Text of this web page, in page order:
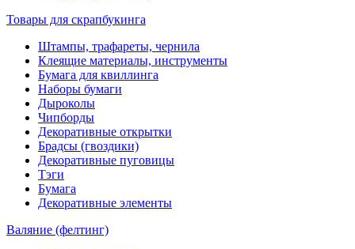
Товары для скрапбукинга
Штампы, трафареты, чернила
Клеящие материалы, инструменты
Бумага для квиллинга
Наборы бумаги
Дыроколы
Чипборды
Декоративные открытки
Брадсы (гвоздики)
Декоративные пуговицы
Тэги
Бумага
Декоративные элементы
Валяние (фелтинг)